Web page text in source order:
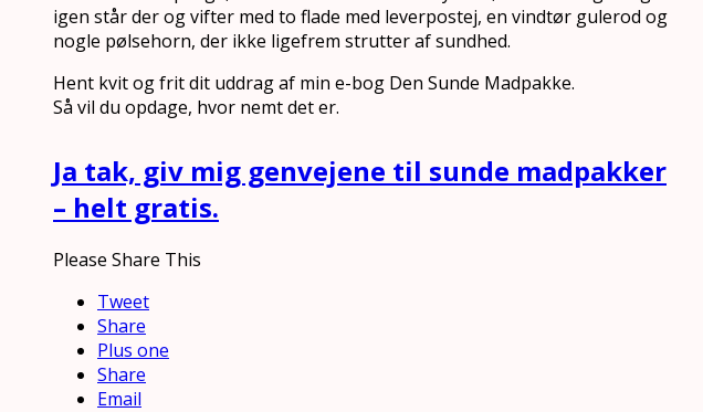
igen står der og vifter med to flade med leverpostej, en vindtør gulerod og
nogle pølsehorn, der ikke ligefrem strutter af sundhed.
Hent kvit og frit dit uddrag af min e-bog Den Sunde Madpakke.
Så vil du opdage, hvor nemt det er.
Ja tak, giv mig genvejene til sunde madpakker
– helt gratis.
Please Share This
Tweet
Share
Plus one
Share
Email